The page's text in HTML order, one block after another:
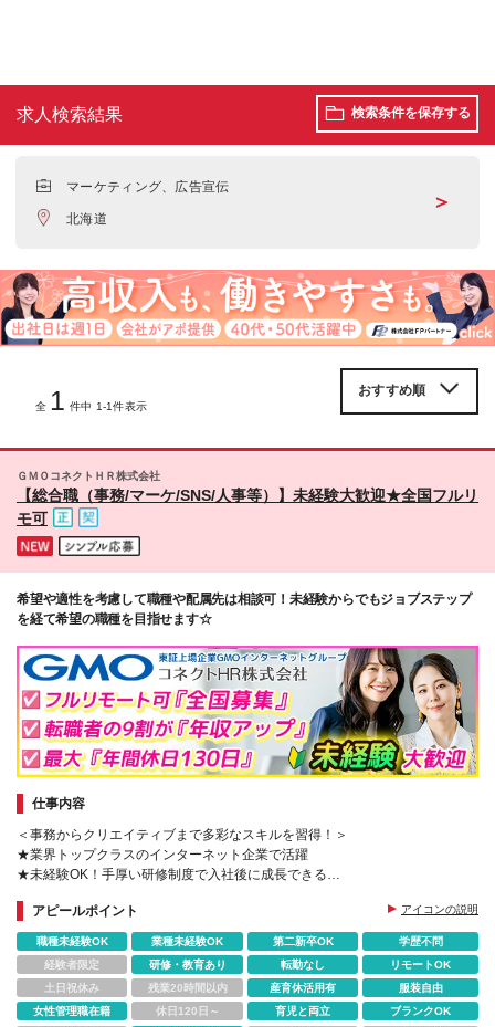
求人検索結果 検索条件を保存する
マーケティング、広告宣伝
北海道
＞
全 1 件中 1-1件表示
ＧＭＯコネクトＨＲ株式会社
【総合職（事務/マーケ/SNS/人事等）】未経験大歓迎★全国フルリ
モ可
希望や適性を考慮して職種や配属先は相談可！未経験からでもジョブステップ
を経て希望の職種を目指せます☆
仕事内容
＜事務からクリエイティブまで多彩なスキルを習得！＞
★業界トップクラスのインターネット企業で活躍
★未経験OK！手厚い研修制度で入社後に成長できる
アピールポイント
アイコンの説明
職種未経験OK 業種未経験OK 第二新卒OK
学歴不問
経験者限定
研修・教育あり 転勤なし
リモートOK
土日祝休み
残業20時間以内 産育休活用有
服装自由
女性管理職在籍
休日120日～ 育児と両立
ブランクOK